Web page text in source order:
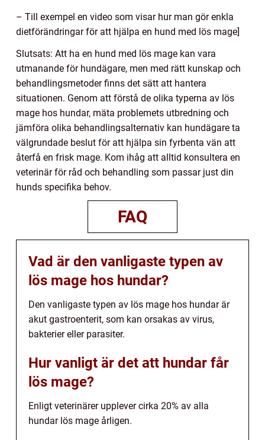
– Till exempel en video som visar hur man gör enkla
dietförändringar för att hjälpa en hund med lös mage]
Slutsats: Att ha en hund med lös mage kan vara
utmanande för hundägare, men med rätt kunskap och
behandlingsmetoder finns det sätt att hantera
situationen. Genom att förstå de olika typerna av lös
mage hos hundar, mäta problemets utbredning och
jämföra olika behandlingsalternativ kan hundägare ta
välgrundade beslut för att hjälpa sin fyrbenta vän att
återfå en frisk mage. Kom ihåg att alltid konsultera en
veterinär för råd och behandling som passar just din
hunds specifika behov.
FAQ
Vad är den vanligaste typen av
lös mage hos hundar?
Den vanligaste typen av lös mage hos hundar är
akut gastroenterit, som kan orsakas av virus,
bakterier eller parasiter.
Hur vanligt är det att hundar får
lös mage?
Enligt veterinärer upplever cirka 20% av alla
hundar lös mage årligen.